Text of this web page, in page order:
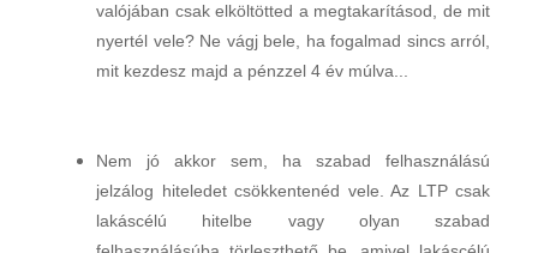
valójában csak elköltötted a megtakarításod, de mit
nyertél vele? Ne vágj bele, ha fogalmad sincs arról,
mit kezdesz majd a pénzzel 4 év múlva...
Nem jó akkor sem, ha szabad felhasználású
jelzálog hiteledet csökkentenéd vele. Az LTP csak
lakáscélú hitelbe vagy olyan szabad